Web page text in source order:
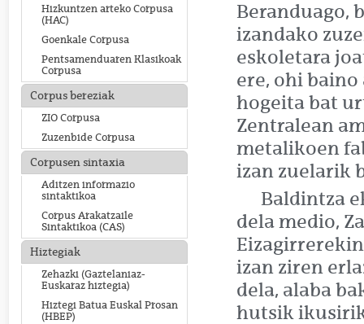
Hizkuntzen arteko Corpusa
(HAC)
Goenkale Corpusa
Pentsamenduaren Klasikoak
Corpusa
Corpus bereziak
ZIO Corpusa
Zuzenbide Corpusa
Corpusen sintaxia
Aditzen informazio
sintaktikoa
Corpus Arakatzaile
Sintaktikoa (CAS)
Hiztegiak
Zehazki (Gaztelaniaz-
Euskaraz hiztegia)
Hiztegi Batua Euskal Prosan
(HBEP)
Beranduago,
izandako
eskoletara
ere, ohi
hogeita bat
Zentralean
metalikoen
izan zuelarik
Baldintza
dela medio,
Eizagirrerekin
izan ziren
dela, alaba
hutsik